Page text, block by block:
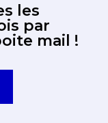
les
par
mail !